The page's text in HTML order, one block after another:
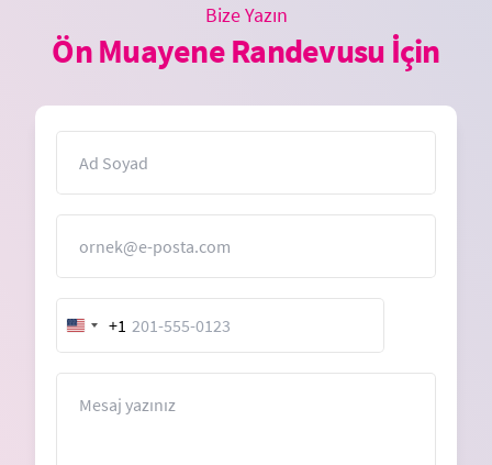
Bize Yazın
Ön Muayene Randevusu İçin
United
States
+1